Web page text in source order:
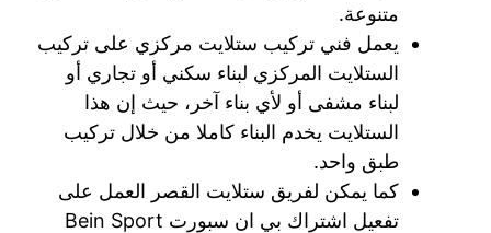
متنوعة.
يعمل فني تركيب ستلايت مركزي على تركيب
الستلايت المركزي لبناء سكني أو تجاري أو
لبناء مشفى أو لأي بناء آخر، حيث إن هذا
الستلايت يخدم البناء كاملا من خلال تركيب
طبق واحد.
كما يمكن لفريق ستلايت القصر العمل على
تفعيل اشتراك بي ان سبورت Bein Sport